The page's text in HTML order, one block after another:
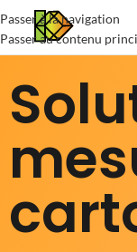
Passer à la navigation
Passer au contenu